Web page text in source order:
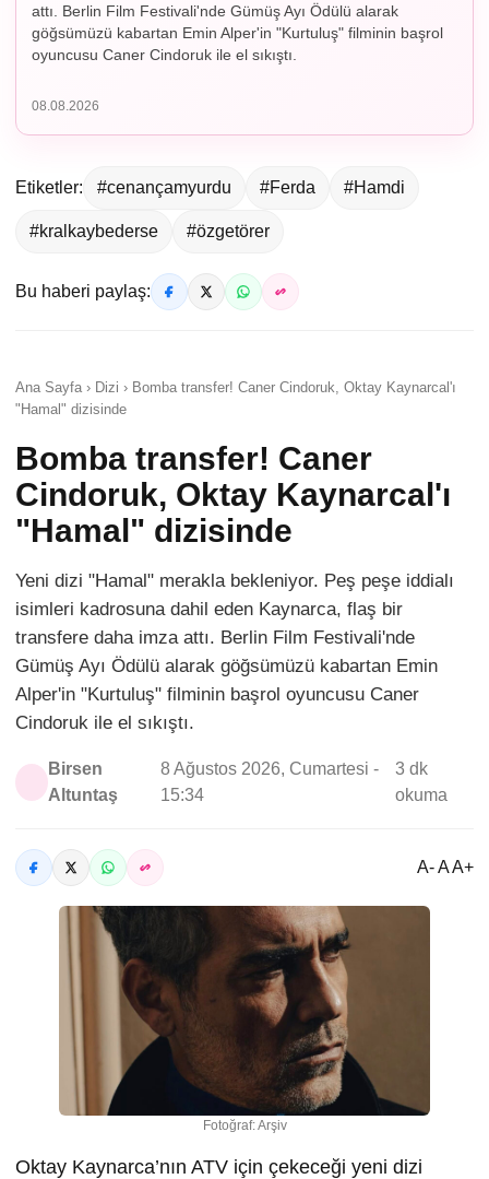
attı. Berlin Film Festivali'nde Gümüş Ayı Ödülü alarak
göğsümüzü kabartan Emin Alper'in "Kurtuluş" filminin başrol
oyuncusu Caner Cindoruk ile el sıkıştı.
08.08.2026
Etiketler: #cenançamyurdu #Ferda #Hamdi
#kralkaybederse #özgetörer
Bu haberi paylaş:
Ana Sayfa › Dizi › Bomba transfer! Caner Cindoruk, Oktay Kaynarcal'ı
"Hamal" dizisinde
Bomba transfer! Caner
Cindoruk, Oktay Kaynarcal'ı
"Hamal" dizisinde
Yeni dizi "Hamal" merakla bekleniyor. Peş peşe iddialı
isimleri kadrosuna dahil eden Kaynarca, flaş bir
transfere daha imza attı. Berlin Film Festivali'nde
Gümüş Ayı Ödülü alarak göğsümüzü kabartan Emin
Alper'in "Kurtuluş" filminin başrol oyuncusu Caner
Cindoruk ile el sıkıştı.
Birsen
Altuntaş
8 Ağustos 2026, Cumartesi -
15:34
3 dk
okuma
A- A A+
Fotoğraf: Arşiv
Oktay Kaynarca’nın ATV için çekeceği yeni dizi